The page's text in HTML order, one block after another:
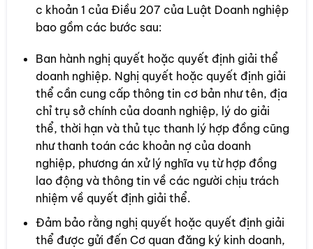
c khoản 1 của Điều 207 của Luật Doanh nghiệp
bao gồm các bước sau:
Ban hành nghị quyết hoặc quyết định giải thể
doanh nghiệp. Nghị quyết hoặc quyết định giải
thể cần cung cấp thông tin cơ bản như tên, địa
chỉ trụ sở chính của doanh nghiệp, lý do giải
thể, thời hạn và thủ tục thanh lý hợp đồng cũng
như thanh toán các khoản nợ của doanh
nghiệp, phương án xử lý nghĩa vụ từ hợp đồng
lao động và thông tin về các người chịu trách
nhiệm về quyết định giải thể.
Đảm bảo rằng nghị quyết hoặc quyết định giải
thể được gửi đến Cơ quan đăng ký kinh doanh,